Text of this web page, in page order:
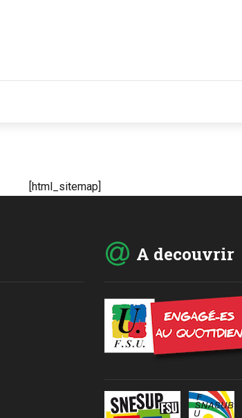
[html_sitemap]
A decouvrir